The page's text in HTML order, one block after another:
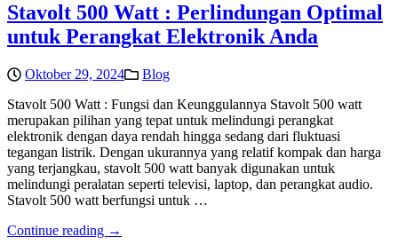
Stavolt 500 Watt : Perlindungan Optimal
untuk Perangkat Elektronik Anda
Oktober 29, 2024
Blog
Stavolt 500 Watt : Fungsi dan Keunggulannya Stavolt 500 watt
merupakan pilihan yang tepat untuk melindungi perangkat
elektronik dengan daya rendah hingga sedang dari fluktuasi
tegangan listrik. Dengan ukurannya yang relatif kompak dan harga
yang terjangkau, stavolt 500 watt banyak digunakan untuk
melindungi peralatan seperti televisi, laptop, dan perangkat audio.
Stavolt 500 watt berfungsi untuk …
Continue reading →